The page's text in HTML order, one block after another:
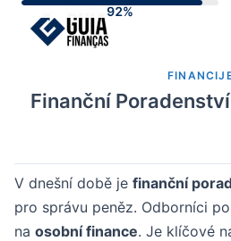
Finanční
V dnešní době je finanční
pro správu peněz. Odborníci
na osobní finance. Je klíčové